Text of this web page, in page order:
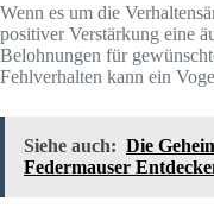
Wenn es um die
positiver Verstärkung eine
Belohnungen für
Fehlverhalten kann ein
Siehe auch: Die
Federmauser